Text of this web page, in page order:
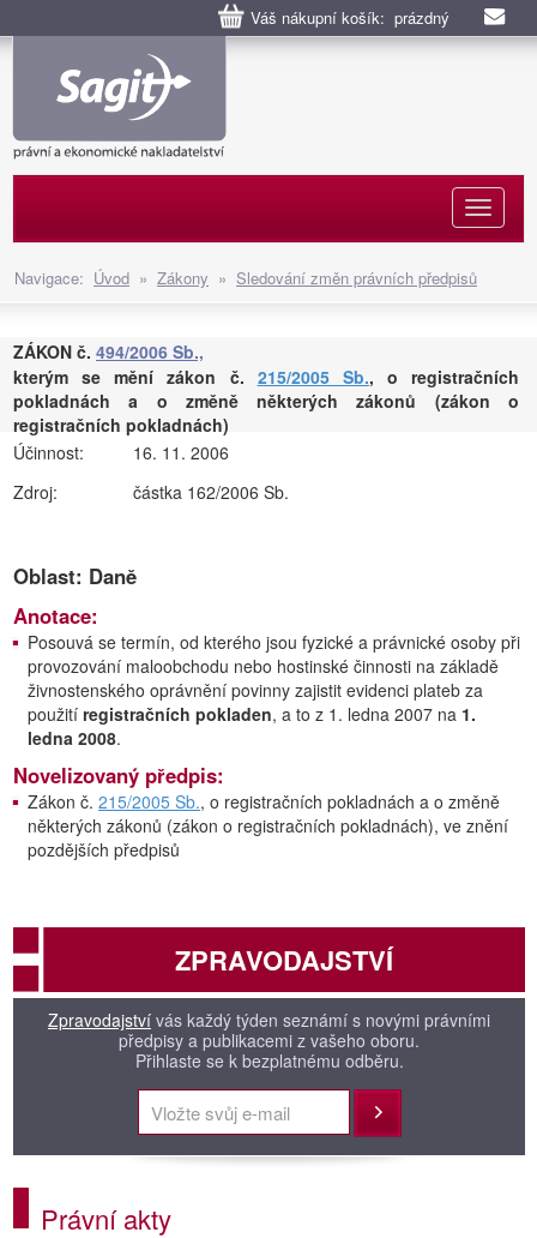
Váš nákupní košík: prázdný
Navigace: Úvod » Zákony » Sledování změn právních předpisů
ZÁKON č. 494/2006 Sb.,
kterým se mění zákon č. 215/2005 Sb., o registračních
pokladnách a o změně některých zákonů (zákon o
registračních pokladnách)
Účinnost:
16. 11. 2006
Zdroj:
částka 162/2006 Sb.
Oblast: Daně
Anotace:
Posouvá se termín, od kterého jsou fyzické a právnické osoby při
provozování maloobchodu nebo hostinské činnosti na základě
živnostenského oprávnění povinny zajistit evidenci plateb za
použití registračních pokladen, a to z 1. ledna 2007 na 1.
ledna 2008.
Novelizovaný předpis:
Zákon č. 215/2005 Sb., o registračních pokladnách a o změně
některých zákonů (zákon o registračních pokladnách), ve znění
pozdějších předpisů
ZPRAVODAJSTVÍ
Zpravodajství vás každý týden seznámí s novými právními
předpisy a publikacemi z vašeho oboru.
Přihlaste se k bezplatnému odběru.
Přihlásit
Právní akty